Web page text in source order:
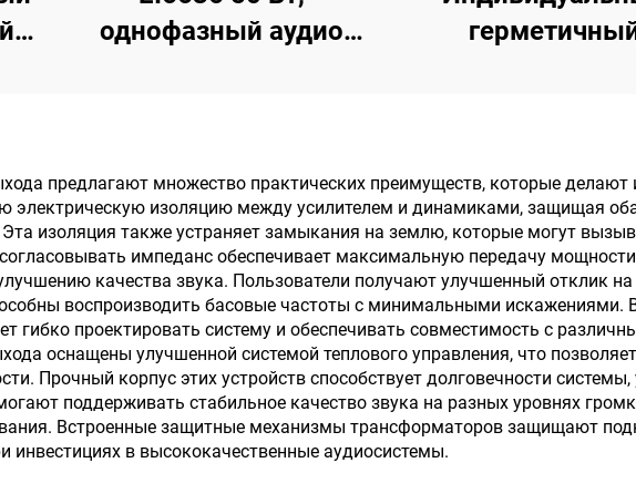
однофазный аудио
Вт
трансформатор
В на 12 В
усилителя
предлагают множество практических преимуществ, которые
электрическую изоляцию между усилителем и динамиками, защищая
изоляция также устраняет замыкания на землю, которые могут
импеданс обеспечивает максимальную передачу
качества звука. Пользователи получают улучшенный отклик на
воспроизводить басовые частоты с минимальными
гибко проектировать систему и обеспечивать совместимость с
оснащены улучшенной системой теплового управления, что
Прочный корпус этих устройств способствует долговечности
поддерживать стабильное качество звука на разных уровнях
Встроенные защитные механизмы трансформаторов защищают
инвестициях в высококачественные аудиосистемы.